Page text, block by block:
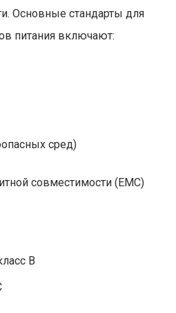
Основные стандарты для
питания включают:
сред)
совместимости (EMC)
B